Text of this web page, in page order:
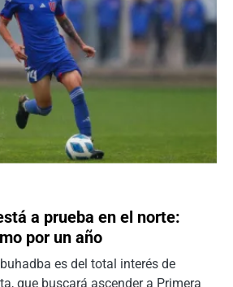
a prueba en el norte:
por un año
es del total interés de
que buscará ascender a Primera